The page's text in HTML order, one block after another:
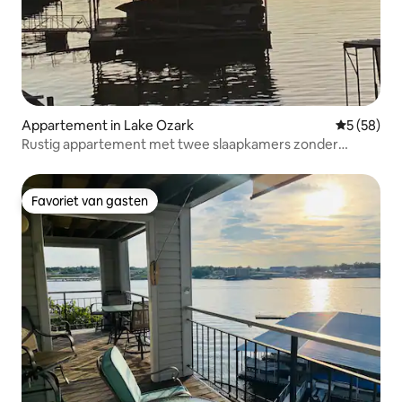
Appartement in Lake Ozark
5 (58)
Rustig appartement met twee slaapkamers zonder
Favoriet van gasten
Favoriet van gasten